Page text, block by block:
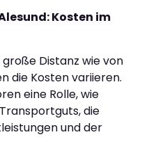
Kosten im
Distanz wie von
die Kosten variieren.
eine Rolle, wie
die
und der